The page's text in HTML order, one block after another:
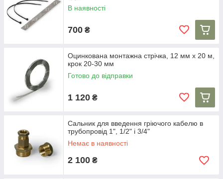
В наявності
700 ₴
Оцинкована монтажна стрічка, 12 мм х 20 м,
крок 20-30 мм
Готово до відправки
1 120 ₴
Сальник для введення гріючого кабелю в
трубопровід 1", 1/2" і 3/4"
Немає в наявності
2 100 ₴